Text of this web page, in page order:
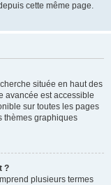
cette même page.
située en haut des
avancée est accessible
sur toutes les pages
thèmes graphiques
?
plusieurs termes